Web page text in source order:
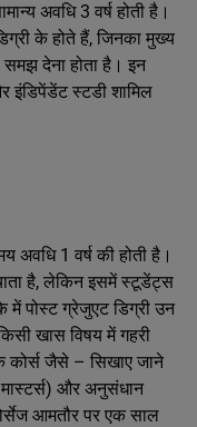
अवधि 3 वर्ष होती है।
के होते हैं, जिनका मुख्य
देना होता है। इन
इंडिपेंडेंट स्टडी शामिल
अवधि 1 वर्ष की होती है।
है, लेकिन इसमें स्टूडेंट्स
पोस्ट ग्रेजुएट डिग्री उन
खास विषय में गहरी
कोर्स जैसे – सिखाए जाने
मास्टर्स) और अनुसंधान
आमतौर पर एक साल